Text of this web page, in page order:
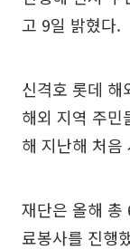
고 9일 밝혔다.
신격호 롯데 해
해외 지역 주민
해 지난해 처음
재단은 올해 총
료봉사를 진행